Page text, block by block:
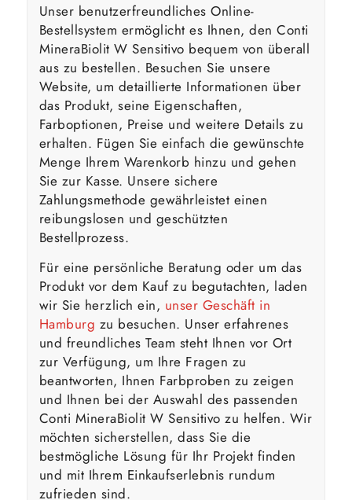
Unser benutzerfreundliches Online-
Bestellsystem ermöglicht es Ihnen, den Conti
MineraBiolit W Sensitivo bequem von überall
aus zu bestellen. Besuchen Sie unsere
Website, um detaillierte Informationen über
das Produkt, seine Eigenschaften,
Farboptionen, Preise und weitere Details zu
erhalten. Fügen Sie einfach die gewünschte
Menge Ihrem Warenkorb hinzu und gehen
Sie zur Kasse. Unsere sichere
Zahlungsmethode gewährleistet einen
reibungslosen und geschützten
Bestellprozess.
Für eine persönliche Beratung oder um das
Produkt vor dem Kauf zu begutachten, laden
wir Sie herzlich ein, unser Geschäft in
Hamburg zu besuchen. Unser erfahrenes
und freundliches Team steht Ihnen vor Ort
zur Verfügung, um Ihre Fragen zu
beantworten, Ihnen Farbproben zu zeigen
und Ihnen bei der Auswahl des passenden
Conti MineraBiolit W Sensitivo zu helfen. Wir
möchten sicherstellen, dass Sie die
bestmögliche Lösung für Ihr Projekt finden
und mit Ihrem Einkaufserlebnis rundum
zufrieden sind.